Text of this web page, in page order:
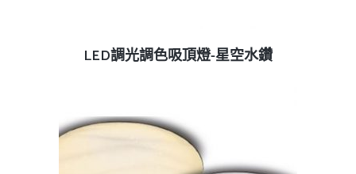
查看內容
LED調光調色吸頂燈-星空水鑽